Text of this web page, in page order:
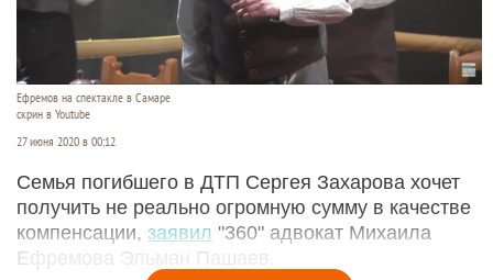
Ефремов на спектакле в Самаре
скрин в Youtube
27 июня 2020 в 00:12
Семья погибшего в ДТП Сергея Захарова хочет
получить не реально огромную сумму в качестве
компенсации, заявил "360" адвокат Михаила
Ефремова Эльман Пашаев.